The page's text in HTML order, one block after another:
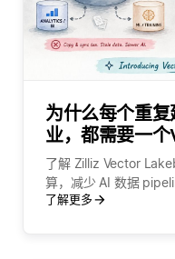
为什么每个重
业，都需要一
了解 Zilliz Vector
算，减少 AI 数据
了解更多